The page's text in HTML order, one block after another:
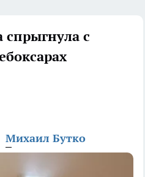
с
Михаил Бутко